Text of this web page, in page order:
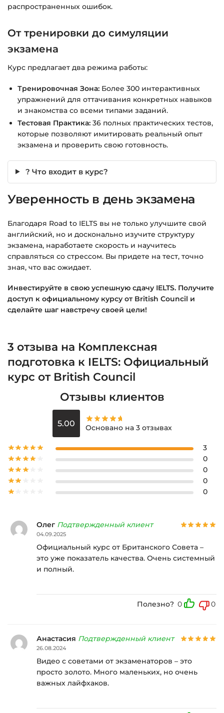
распространенных ошибок.
От тренировки до симуляции
экзамена
Курс предлагает два режима работы:
Тренировочная Зона: Более 300 интерактивных
упражнений для оттачивания конкретных навыков
и знакомства со всеми типами заданий.
Тестовая Практика: 36 полных практических тестов,
которые позволяют имитировать реальный опыт
экзамена и проверить свою готовность.
? Что входит в курс?
Уверенность в день экзамена
Благодаря Road to IELTS вы не только улучшите свой
английский, но и досконально изучите структуру
экзамена, наработаете скорость и научитесь
справляться со стрессом. Вы придете на тест, точно
зная, что вас ожидает.
Инвестируйте в свою успешную сдачу IELTS. Получите
доступ к официальному курсу от British Council и
сделайте шаг навстречу своей цели!
3 отзыва на Комплексная
подготовка к IELTS: Официальный
курс от British Council
Отзывы клиентов
5.00 Основано на 3 отзывах
3
0
0
0
0
Олег Подтвержденный клиент
04.09.2025
Официальный курс от Британского Совета –
это уже показатель качества. Очень системный
и полный.
Полезно? 0 0
Анастасия Подтвержденный клиент
26.08.2024
Видео с советами от экзаменаторов – это
просто золото. Много маленьких, но очень
важных лайфхаков.